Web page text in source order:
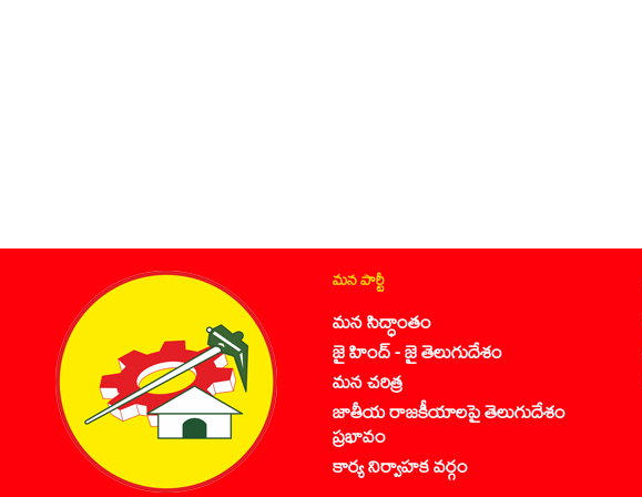
మన పార్టీ
మన సిద్ధాంతం
జై హింద్ - జై తెలుగుదేశం
మన చరిత్ర
జాతీయ రాజకీయాలపై తెలుగుదేశం
ప్రభావం
కార్య నిర్వాహక వర్గం